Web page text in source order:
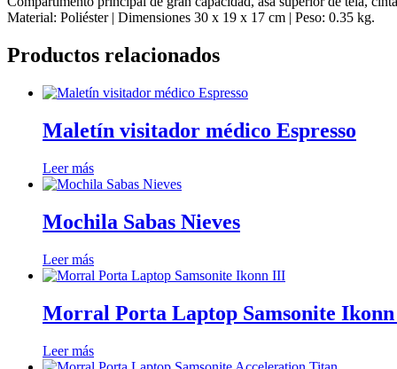
Material: Poliéster | Dimensiones 30 x 19 x 17 cm | Peso: 0.35 kg.
Productos relacionados
Maletín visitador médico Espresso
Leer más
Mochila Sabas Nieves
Leer más
Morral Porta Laptop Samsonite
Leer más